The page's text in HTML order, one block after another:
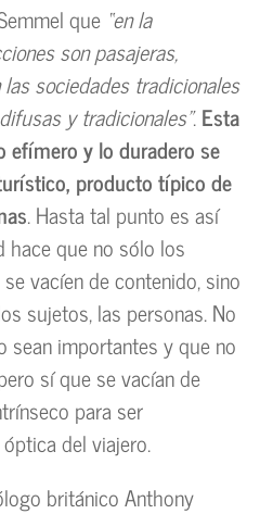
que “en la
son pasajeras,
sociedades tradicionales
y tradicionales”.Esta
efímero y lo duradero se
producto típico de
. Hasta tal punto es así
que no sólo los
vacíen de contenido, sino
sujetos, las personas. No
sean importantes y que no
sí que se vacían de
para ser
del viajero.
británico Anthony